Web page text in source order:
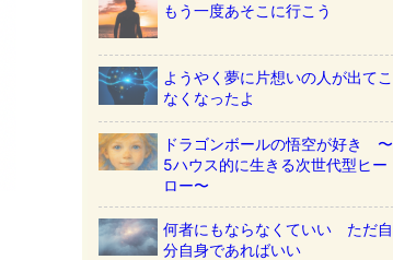
もう一度あそこに行こう
ようやく夢に片想いの人が出てこ
なくなったよ
ドラゴンボールの悟空が好き 〜
5ハウス的に生きる次世代型ヒー
ロー〜
何者にもならなくていい ただ自
分自身であればいい